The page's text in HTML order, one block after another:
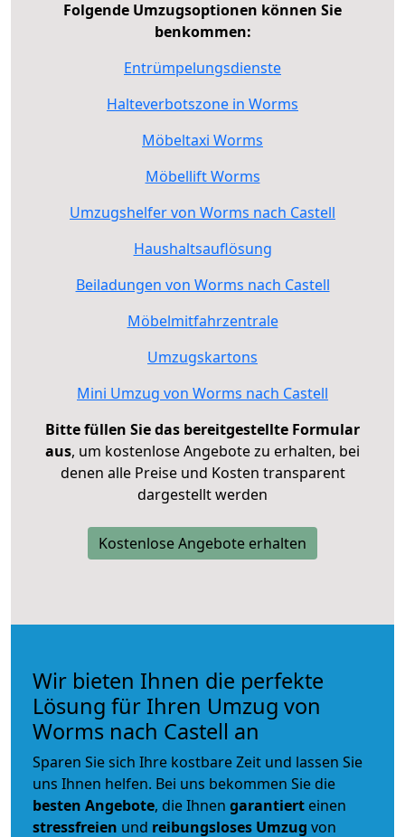
Folgende Umzugsoptionen können Sie
benkommen:
Entrümpelungsdienste
Halteverbotszone in Worms
Möbeltaxi Worms
Möbellift Worms
Umzugshelfer von Worms nach Castell
Haushaltsauflösung
Beiladungen von Worms nach Castell
Möbelmitfahrzentrale
Umzugskartons
Mini Umzug von Worms nach Castell
Bitte füllen Sie das bereitgestellte Formular
aus, um kostenlose Angebote zu erhalten, bei
denen alle Preise und Kosten transparent
dargestellt werden
Kostenlose Angebote erhalten
Wir bieten Ihnen die perfekte
Lösung für Ihren Umzug von
Worms nach Castell an
Sparen Sie sich Ihre kostbare Zeit und lassen Sie
uns Ihnen helfen. Bei uns bekommen Sie die
besten Angebote, die Ihnen garantiert einen
stressfreien und reibungsloses Umzug von